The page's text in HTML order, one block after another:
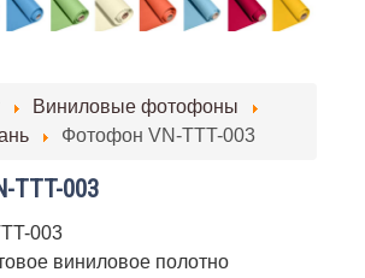
Виниловые фотофоны
Фотофон VN-TTT-003
TTT-003
003
виниловое полотно